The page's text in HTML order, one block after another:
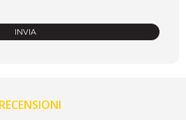
RECENSIONI